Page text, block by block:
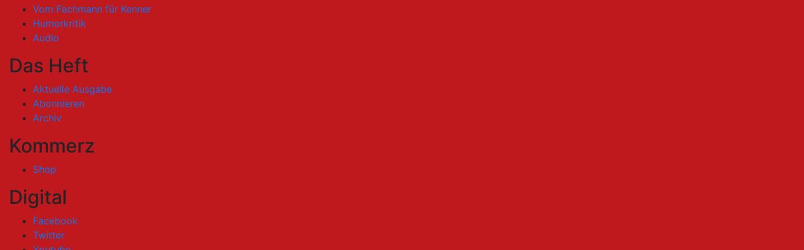
Vom Fachmann für Kenner
Humorkritik
Audio
Das Heft
Aktuelle Ausgabe
Abonnieren
Archiv
Kommerz
Shop
Digital
Facebook
Twitter